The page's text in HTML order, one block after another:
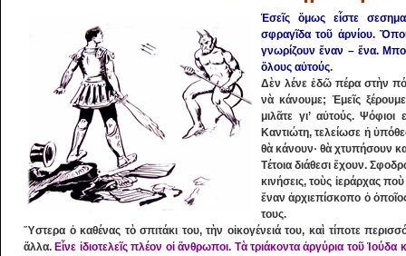
Ἐσεῖς ὅμως εἶστε
σφραγῖδα τοῦ ἀρνίου.
γνωρίζουν ἕναν – ἕνα.
ὅλους αὐτούς.
Δὲν λένε ἐδῶ πέρα στὴν
νὰ κάνουμε; Ἐμεῖς
μιλᾶτε γι’ αὐτούς.
Καντιώτη, τελείωσε ἡ
θὰ κάνουν· θὰ χτυπήσουν
Tέτοια διάθεσι ἔχουν.
κινήσεις, τοὺς ἱεράρχας
ἕναν ἀρχιεπίσκοπο ὁ
τους.
Ὕστερα ὁ καθένας τὸ σπιτάκι του, τὴν οἰκογένειά του, καὶ τίποτε
ἄλλα. Εἶνε ἰδιοτελεῖς πλέον οἱ ἄνθρωποι. Τὰ τριάκοντα ἀργύρια τοῦ Ἰούδα